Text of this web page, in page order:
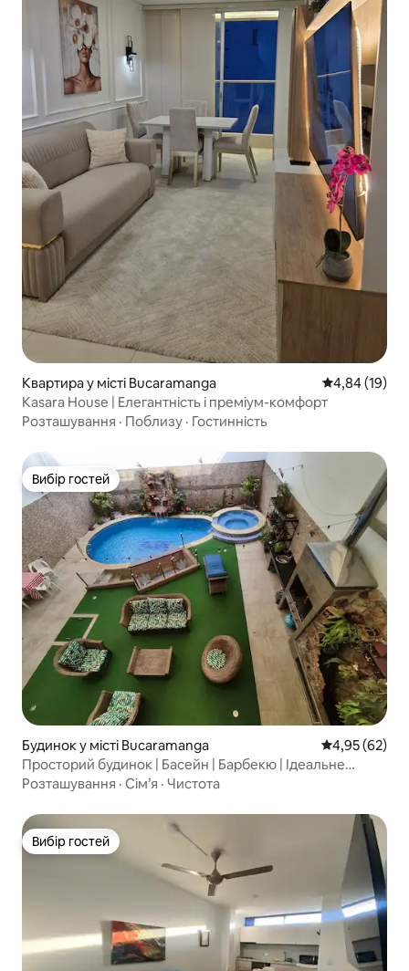
Квартира у місті Bucaramanga Середня
4,84 (19)
Kasara House | Елегантність і преміум-комфорт
Розташування · Поблизу · Гостинність
Вибір гостей
Вибір гостей
Будинок у місті Bucaramanga Середня
4,95 (62)
Просторий будинок | Басейн | Барбекю | Ідеальне
розташування
Розташування · Сім’я · Чистота
Вибір гостей
Вибір гостей